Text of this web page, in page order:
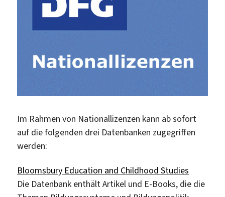
Im Rahmen von Nationallizenzen kann ab sofort
auf die folgenden drei Datenbanken zugegriffen
werden:
Bloomsbury Education and Childhood Studies
Die Datenbank enthält Artikel und E-Books, die die